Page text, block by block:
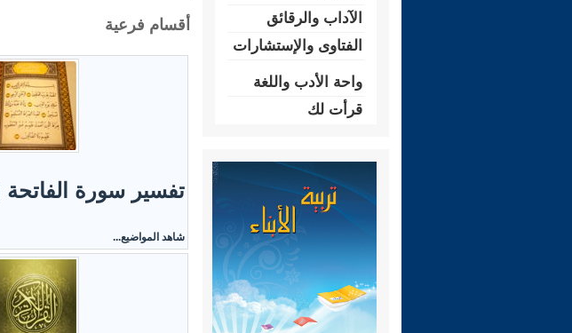
أقسام فرعية
تفسير سورة الفاتحة
شاهد المواضيع...
الآداب والرقائق
الفتاوى والإستشارات
واحة الأدب واللغة
قرأت لك